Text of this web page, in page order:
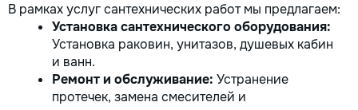
В рамках услуг сантехнических работ мы предлагаем:
Установка сантехнического оборудования:
Установка раковин, унитазов, душевых кабин
и ванн.
Ремонт и обслуживание: Устранение
протечек, замена смесителей и